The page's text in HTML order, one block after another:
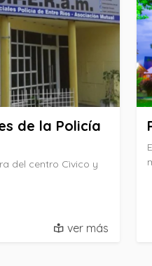
de la Policía
del centro Cìvico y
ver más